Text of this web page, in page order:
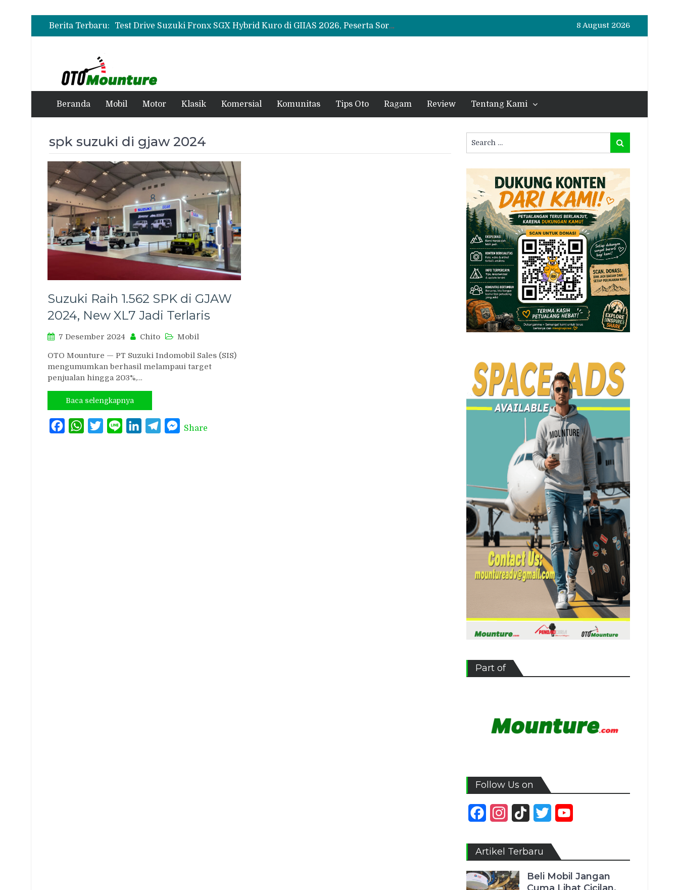
Berita Terbaru:
Beli Mobil Jangan Cuma Lihat Cicilan, TAF dan OJK Tekankan Pentingnya Literasi Keuangan
Test Drive Suzuki Fronx SGX Hybrid Kuro di GIIAS 2026, Peserta Soroti Desain Sporty dan DVR
Leapmotor Mulai Perakitan Lokal di Indonesia, B10 dan C10 Jadi Model Perdana
8 August 2026
Beranda Mobil Motor Klasik Komersial Komunitas Tips Oto Ragam Review Tentang Kami
spk suzuki di gjaw 2024
Suzuki Raih 1.562 SPK di GJAW
2024, New XL7 Jadi Terlaris
7 Desember 2024 Chito Mobil
OTO Mounture — PT Suzuki Indomobil Sales (SIS)
mengumumkan berhasil melampaui target
penjualan hingga 203%,…
Baca selengkapnya
FacebookWhatsAppTwitterLine LinkedInTelegramMessenger
Share
for:
Search
Part of
Follow Us on
FacebookInstagram
TikTok Twitter
Artikel Terbaru
Beli Mobil Jangan
Cuma Lihat Cicilan,